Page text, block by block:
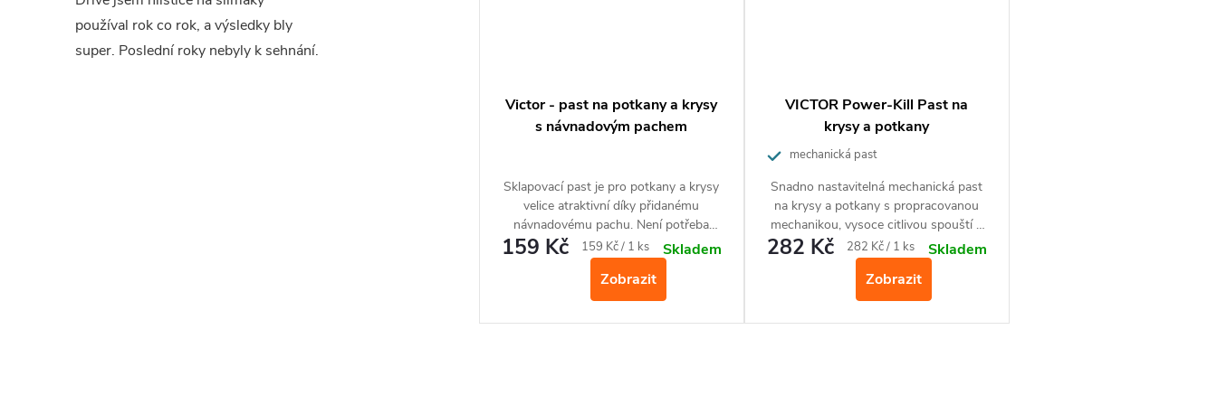
používal rok co rok, a výsledky bly
super. Poslední roky nebyly k sehnání.
Victor - past na potkany a krysy
s návnadovým pachem
Sklapovací past je pro potkany a krysy
velice atraktivní díky přidanému
návnadovému pachu. Není potřeba
kupovat do pasti návnadu.
159 Kč
Měrná
159 Kč / 1 ks
Skladem
Zobrazit
VICTOR Power-Kill Past na
krysy a potkany
mechanická past
Snadno nastavitelná mechanická past
na krysy a potkany s propracovanou
mechanikou, vysoce citlivou spouští a
99%účinností.
282 Kč
Měrná
282 Kč / 1 ks
Skladem
Zobrazit